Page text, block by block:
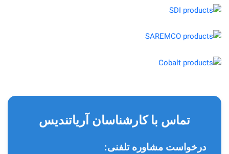
تماس با کارشناسان آریاتندیس
درخواست مشاوره تلفنی: